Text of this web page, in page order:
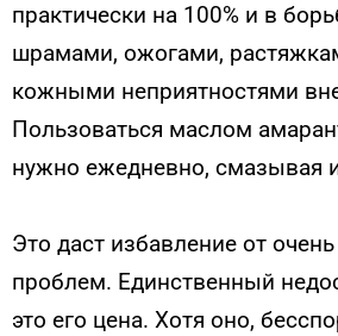
практически на 100% и в
шрамами, ожогами,
кожными неприятностями
Пользоваться маслом
нужно ежедневно, смазывая
Это даст избавление от
проблем. Единственный
это его цена. Хотя оно,